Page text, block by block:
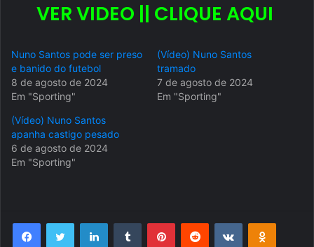
VER VIDEO || CLIQUE AQUI
Nuno Santos pode ser preso
e banido do futebol
8 de agosto de 2024
Em "Sporting"
(Vídeo) Nuno Santos
tramado
7 de agosto de 2024
Em "Sporting"
(Vídeo) Nuno Santos
apanha castigo pesado
6 de agosto de 2024
Em "Sporting"
FacebookTwitter LinkedinTumblr PinterestReddit VK OK